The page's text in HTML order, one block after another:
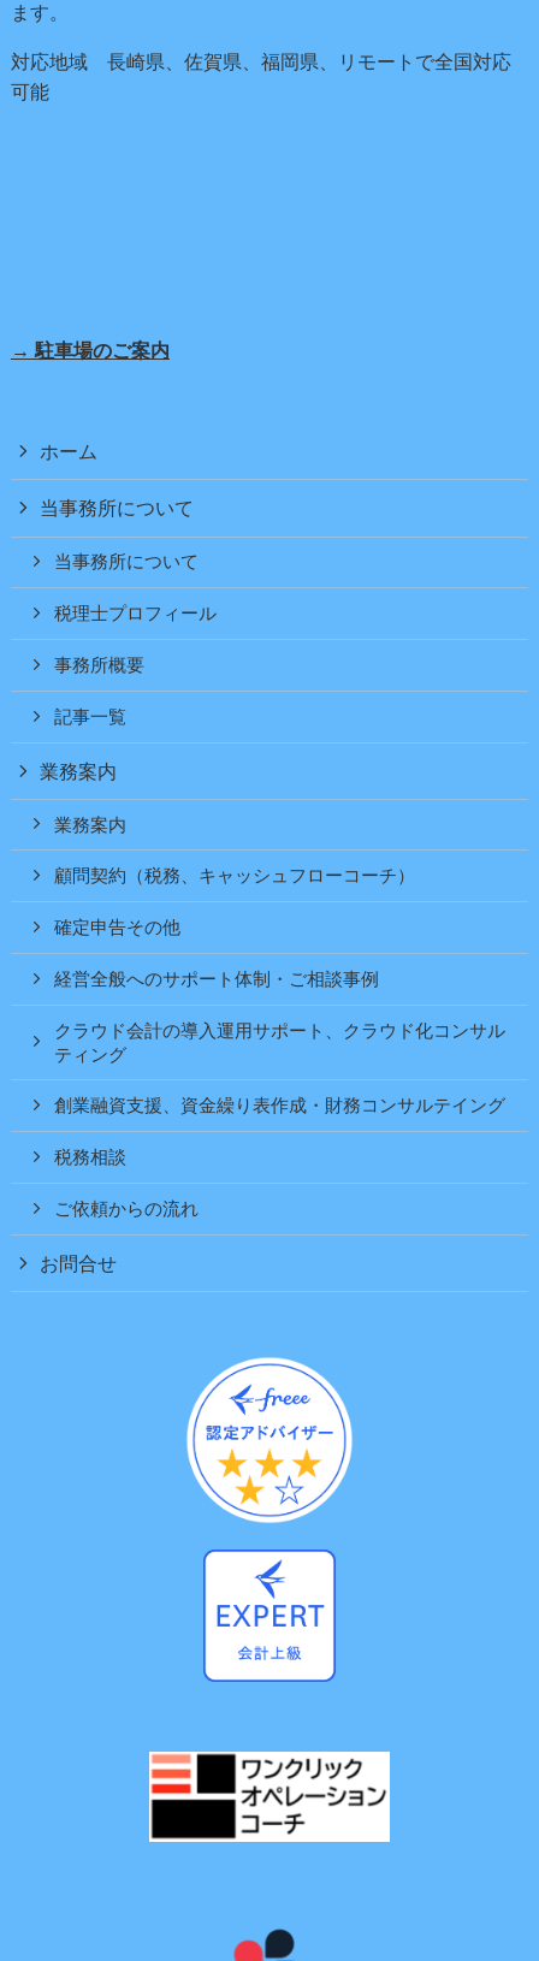
ます。
対応地域 長崎県、佐賀県、福岡県、リモートで全国対応
可能
→ 駐車場のご案内
ホーム
当事務所について
当事務所について
税理士プロフィール
事務所概要
記事一覧
業務案内
業務案内
顧問契約（税務、キャッシュフローコーチ）
確定申告その他
経営全般へのサポート体制・ご相談事例
クラウド会計の導入運用サポート、クラウド化コンサル
ティング
創業融資支援、資金繰り表作成・財務コンサルテイング
税務相談
ご依頼からの流れ
お問合せ